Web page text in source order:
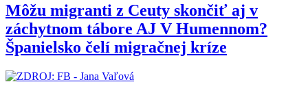
Môžu migranti z Ceuty skončiť aj v
záchytnom tábore AJ V Humennom?
Španielsko čelí migračnej kríze